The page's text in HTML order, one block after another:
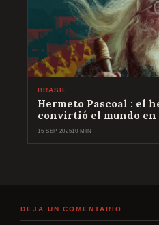
BRASIL
Hermeto Pascoal : el
convirtió el mundo en
15 SEP 202510 MIN
DEJA UN COMENTARIO